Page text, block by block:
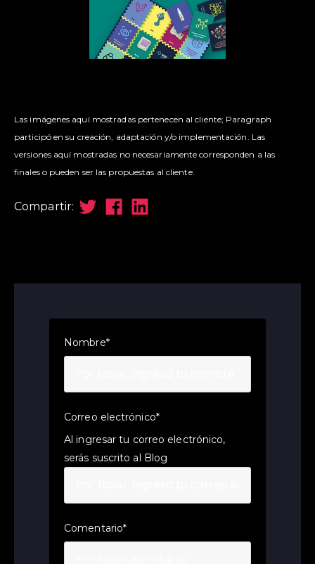
Las imágenes aquí mostradas pertenecen al cliente; Paragraph
participó en su creación, adaptación y/o implementación. Las
versiones aquí mostradas no necesariamente corresponden a las
finales o pueden ser las propuestas al cliente.
Compartir:
Nombre*
Correo electrónico*
Al ingresar tu correo electrónico,
serás suscrito al Blog
Comentario*